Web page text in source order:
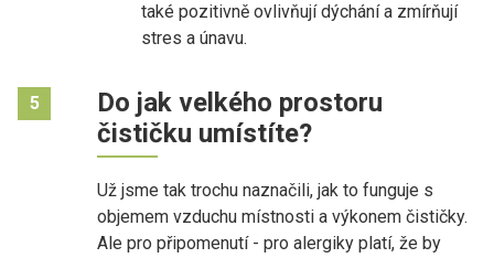
také pozitivně ovlivňují dýchání a zmírňují
stres a únavu.
5
Do jak velkého prostoru
čističku umístíte?
Už jsme tak trochu naznačili, jak to funguje s
objemem vzduchu místnosti a výkonem čističky.
Ale pro připomenutí - pro alergiky platí, že by